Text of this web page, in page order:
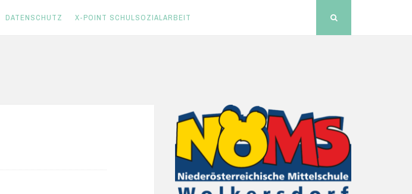
DATENSCHUTZ X-POINT SCHULSOZIALARBEIT